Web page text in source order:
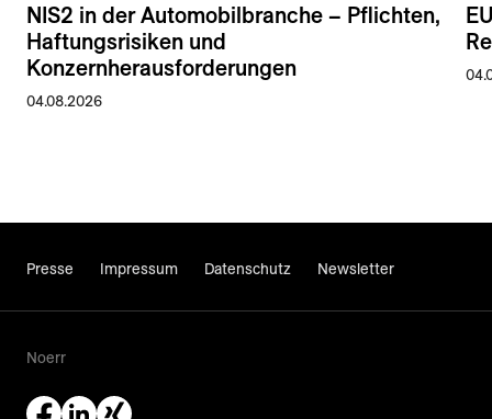
NIS2 in der Automobilbranche – Pflichten,
Haftungsrisiken und
Konzernherausforderungen
04.08.2026
Presse Impressum Datenschutz Newsletter
Noerr